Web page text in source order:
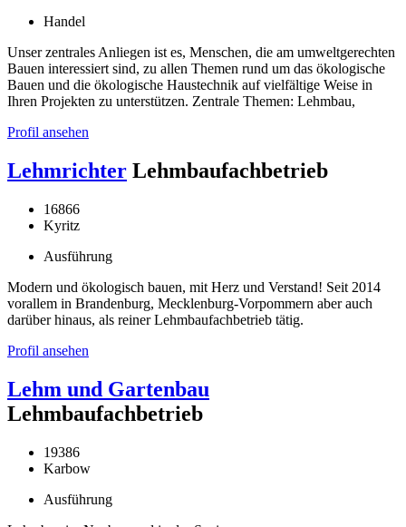
Handel
Unser zentrales Anliegen ist es, Menschen, die am umweltgerechten
Bauen interessiert sind, zu allen Themen rund um das ökologische
Bauen und die ökologische Haustechnik auf vielfältige Weise in
Ihren Projekten zu unterstützen. Zentrale Themen: Lehmbau,
Profil ansehen
Lehmrichter Lehmbaufachbetrieb
16866
Kyritz
Ausführung
Modern und ökologisch bauen, mit Herz und Verstand! Seit 2014
vorallem in Brandenburg, Mecklenburg-Vorpommern aber auch
darüber hinaus, als reiner Lehmbaufachbetrieb tätig.
Profil ansehen
Lehm und Gartenbau
Lehmbaufachbetrieb
19386
Karbow
Ausführung